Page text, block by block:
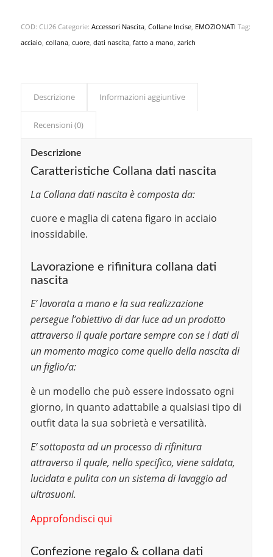
COD: CLI26 Categorie: Accessori Nascita, Collane Incise, EMOZIONATI Tag:
acciaio, collana, cuore, dati nascita, fatto a mano, zarich
Descrizione Informazioni aggiuntive
Recensioni (0)
Descrizione
Caratteristiche Collana dati nascita
La Collana dati nascita è composta da:
cuore e maglia di catena figaro in acciaio
inossidabile.
Lavorazione e rifinitura collana dati
nascita
E’ lavorata a mano e la sua realizzazione
persegue l’obiettivo di dar luce ad un prodotto
attraverso il quale portare sempre con se i dati di
un momento magico come quello della nascita di
un figlio/a:
è un modello che può essere indossato ogni
giorno, in quanto adattabile a qualsiasi tipo di
outfit data la sua sobrietà e versatilità.
E’ sottoposta ad un processo di rifinitura
attraverso il quale, nello specifico, viene saldata,
lucidata e pulita con un sistema di lavaggio ad
ultrasuoni.
Approfondisci qui
Confezione regalo & collana dati